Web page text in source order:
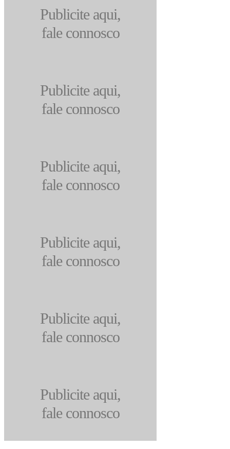
Publicite aqui,
fale connosco
Publicite aqui,
fale connosco
Publicite aqui,
fale connosco
Publicite aqui,
fale connosco
Publicite aqui,
fale connosco
Publicite aqui,
fale connosco